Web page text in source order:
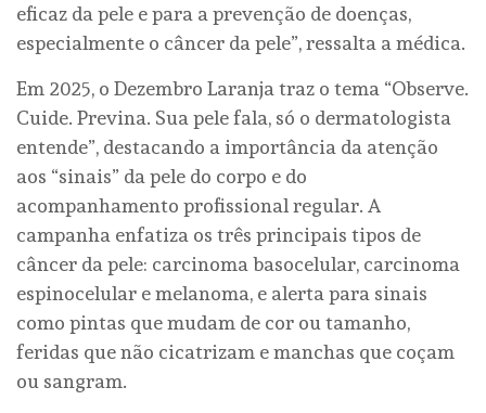
eficaz da pele e para a prevenção de doenças,
especialmente o câncer da pele”, ressalta a médica.
Em 2025, o Dezembro Laranja traz o tema “Observe.
Cuide. Previna. Sua pele fala, só o dermatologista
entende”, destacando a importância da atenção
aos “sinais” da pele do corpo e do
acompanhamento profissional regular. A
campanha enfatiza os três principais tipos de
câncer da pele: carcinoma basocelular, carcinoma
espinocelular e melanoma, e alerta para sinais
como pintas que mudam de cor ou tamanho,
feridas que não cicatrizam e manchas que coçam
ou sangram.